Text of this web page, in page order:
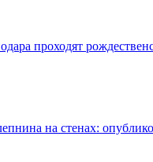
проходят
на стенах: